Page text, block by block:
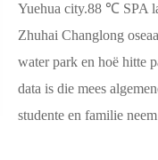
Yuehua city.88 ℃ SPA
Zhuhai Changlong
water park en hoë hitte
data is die mees
studente en familie